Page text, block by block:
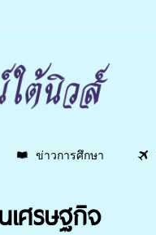
ข่าวการศึกษา
ศรษฐกิจ